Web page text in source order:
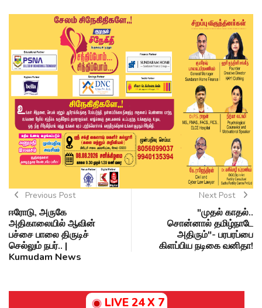
Previous Post
ஈரோடு, அருகே
அதிகாலையில் ஆவின்
பச்சை பாலை திருடிச்
செல்லும் நபர்.. |
Kumudam News
Next Post
"முதல் காதல்..
சொன்னால் தமிழ்நாடே
அதிரும்"- பரபரப்பை
கிளப்பிய நடிகை வனிதா!
LIVE 24 X 7